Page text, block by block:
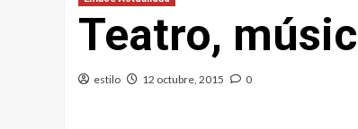
Teatro,
estilo 12 octubre, 2015 0